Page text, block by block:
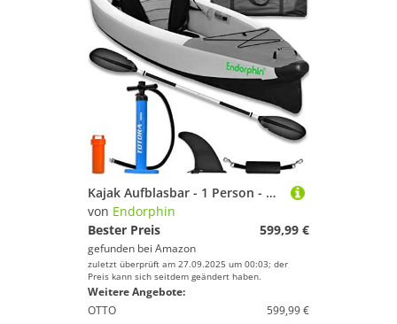
Kajak Aufblasbar - 1 Person - Drop Stitch Boot - 1er Sitz mit Paddel - Aufblasbares Kayak für 1 Sportler mit praktischer Tragetasche + Luftpumpe
von Endorphin
Bester Preis
599,99 €
gefunden bei Amazon
zuletzt überprüft am 27.09.2025 um 00:03; der
Preis kann sich seitdem geändert haben.
Weitere Angebote:
OTTO
599,99 €